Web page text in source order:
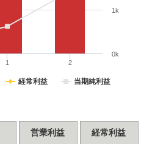
経常利益 当期純利益
1 2
0k
1k
営業利益 経常利益